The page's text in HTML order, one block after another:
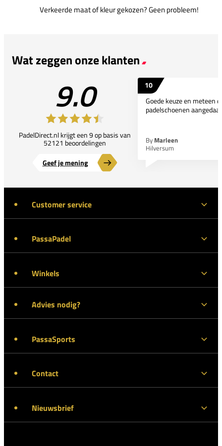
Verkeerde maat of kleur gekozen? Geen probleem!
Wat zeggen onze klanten
9.0
PadelDirect.nl krijgt een 9 op basis van
52121 beoordelingen
Geef je mening
10
Goede keuze en meteen
padelschoenen
By Marleen
Hilversum
Customer service
PassaPadel
Winkels
Advies nodig?
PassaSports
Contact
Nieuwsbrief